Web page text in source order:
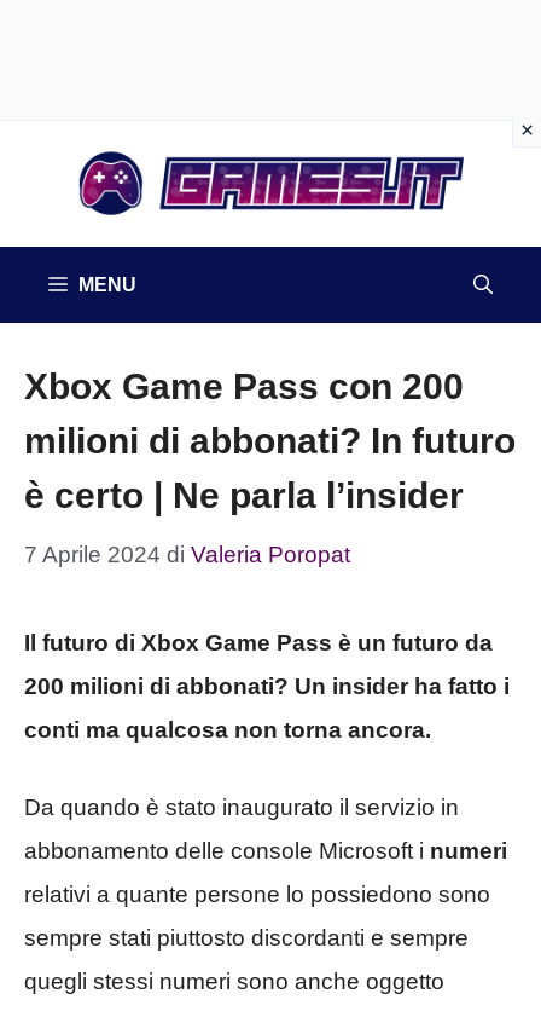
MENU
Xbox Game Pass con 200
milioni di abbonati? In futuro
è certo | Ne parla l’insider
7 Aprile 2024 di Valeria Poropat
Il futuro di Xbox Game Pass è un futuro da
200 milioni di abbonati? Un insider ha fatto i
conti ma qualcosa non torna ancora.
Da quando è stato inaugurato il servizio in
abbonamento delle console Microsoft i numeri
relativi a quante persone lo possiedono sono
sempre stati piuttosto discordanti e sempre
quegli stessi numeri sono anche oggetto